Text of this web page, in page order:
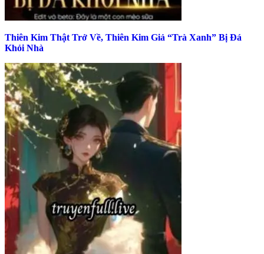
Thiên Kim Thật Trở Về, Thiên Kim Giả “Trà Xanh” Bị Đá
Khỏi Nhà